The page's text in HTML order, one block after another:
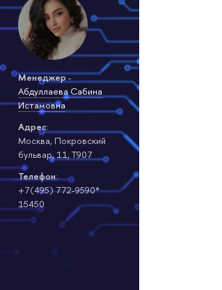
Менеджер-
Абдуллаева Сабина
Истамовна
Адрес:
Москва, Покровский
бульвар, 11, Т907
Телефон:
+7(495) 772-9590*
15450